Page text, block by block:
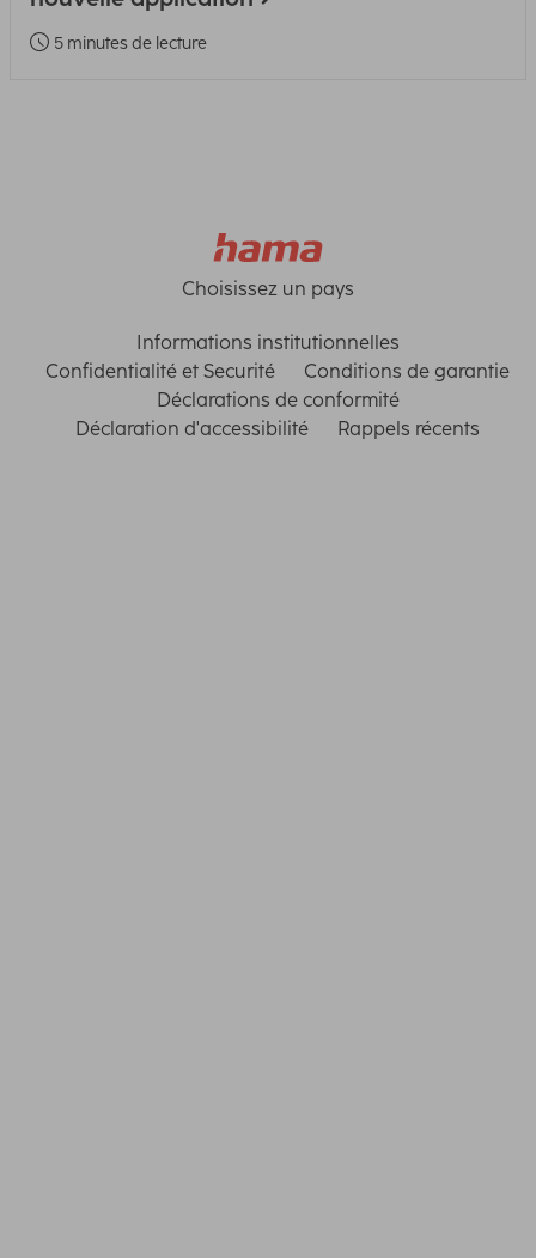
5 minutes de lecture
Choisissez un pays
Informations institutionnelles
Confidentialité et Securité
Conditions de garantie
Déclarations de conformité
Déclaration d'accessibilité
Rappels récents